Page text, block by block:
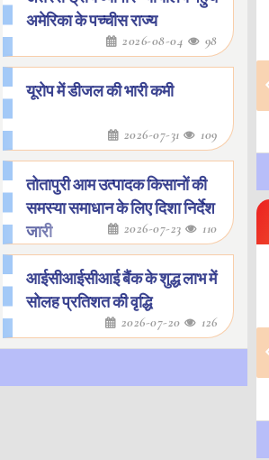
अमेरिका के पच्चीस राज्य
2026-08-04 98
यूरोप में डीजल की भारी कमी
2026-07-31 109
तोतापुरी आम उत्पादक किसानों की
समस्या समाधान के लिए दिशा निर्देश
जारी
2026-07-23 110
आईसीआईसीआई बैंक के शुद्ध लाभ में
सोलह प्रतिशत की वृद्धि
2026-07-20 126